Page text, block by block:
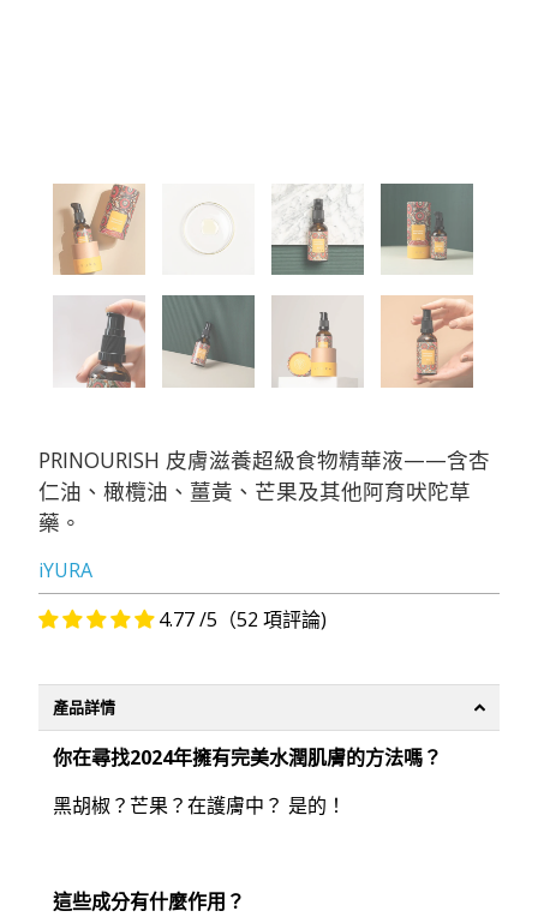
PRINOURISH 皮膚滋養超級食物精華液——含杏
仁油、橄欖油、薑黃、芒果及其他阿育吠陀草
藥。
iYURA
4.77 /5（52 項評論)
產品詳情
你在尋找2024年擁有完美水潤肌膚的方法嗎？
黑胡椒？芒果？在護膚中？ 是的！
這些成分有什麼作用？